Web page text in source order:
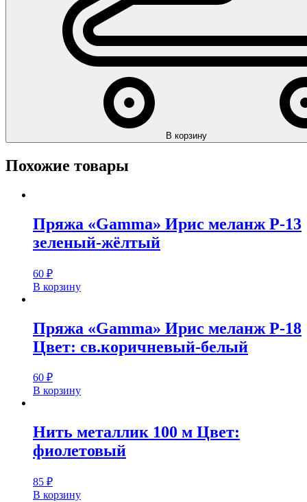
В корзину
Похожие товары
Пряжа «Gamma» Ирис меланж Р-13
зеленый-жёлтый
60 ₽
В корзину
Пряжа «Gamma» Ирис меланж Р-18
Цвет: св.коричневый-белый
60 ₽
В корзину
Нить металлик 100 м Цвет:
фиолетовый
85 ₽
В корзину